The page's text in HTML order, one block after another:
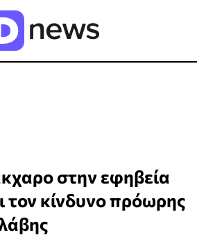
στην εφηβεία
τον κίνδυνο πρόωρης